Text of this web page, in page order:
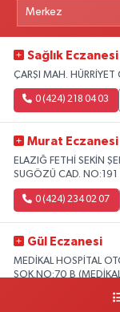
Sağlık Eczanesi
ÇARŞI MAH.
0 (424) 218 04 03
Murat Eczanesi
ELAZIĞ FETHİ SEKİN
SUGÖZÜ CAD. NO:191
0 (424) 234 02 07
Gül Eczanesi
MEDİKAL HOSPİTAL
SOK.NO:70 B (MEDİKAL